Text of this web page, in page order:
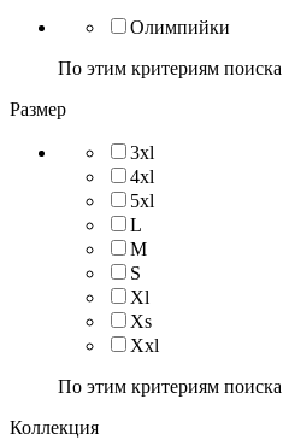
Олимпийки
По этим критериям
Размер
3xl
4xl
5xl
L
M
S
Xl
Xs
Xxl
По этим критериям
Коллекция